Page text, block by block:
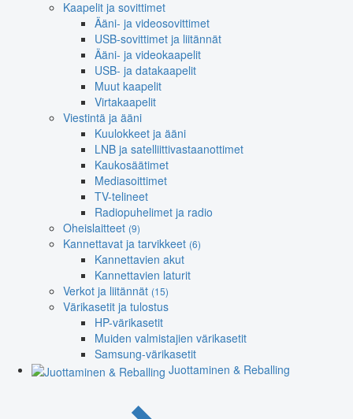
Kaapelit ja sovittimet
Ääni- ja videosovittimet
USB-sovittimet ja liitännät
Ääni- ja videokaapelit
USB- ja datakaapelit
Muut kaapelit
Virtakaapelit
Viestintä ja ääni
Kuulokkeet ja ääni
LNB ja satelliittivastaanottimet
Kaukosäätimet
Mediasoittimet
TV-telineet
Radiopuhelimet ja radio
Oheislaitteet (9)
Kannettavat ja tarvikkeet (6)
Kannettavien akut
Kannettavien laturit
Verkot ja liitännät (15)
Värikasetit ja tulostus
HP-värikasetit
Muiden valmistajien värikasetit
Samsung-värikasetit
Juottaminen & Reballing